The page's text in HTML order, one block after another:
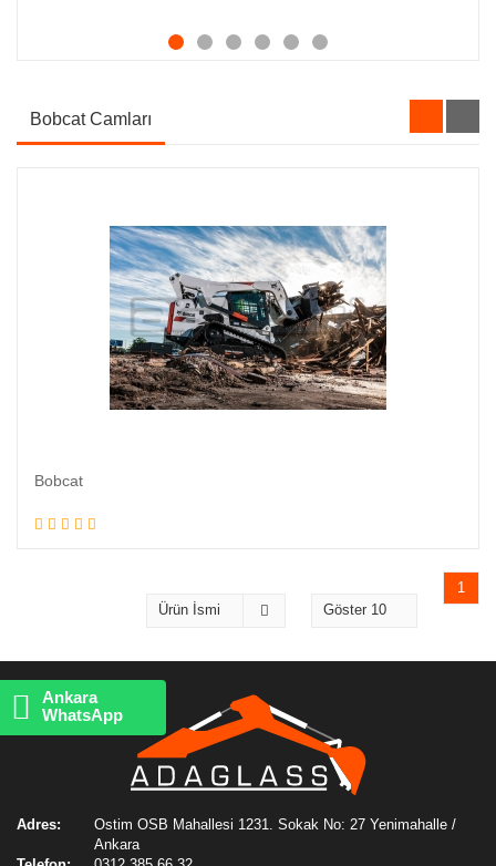
Ankara
WhatsApp
Bobcat Camları
Bobcat
1
Adres:
Ostim OSB Mahallesi 1231. Sokak No: 27 Yenimahalle /
Ankara